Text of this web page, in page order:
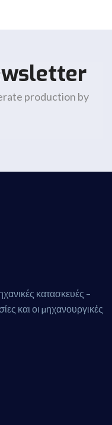
production by
κατασκευές –
και οι µηχανουργικές